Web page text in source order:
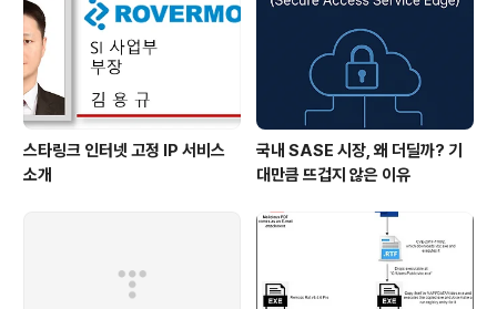
_I_DECRYPT_MY_FILES.txt • %APPDATA%\Local
\Packa..
스타링크 인터넷 고정 IP 서비스
소개
국내 SASE 시장, 왜 더딜까? 기
대만큼 뜨겁지 않은 이유